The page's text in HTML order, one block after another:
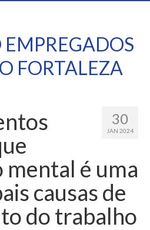
FORTALEZA
30
JAN 2024
é uma
causas de
do trabalho